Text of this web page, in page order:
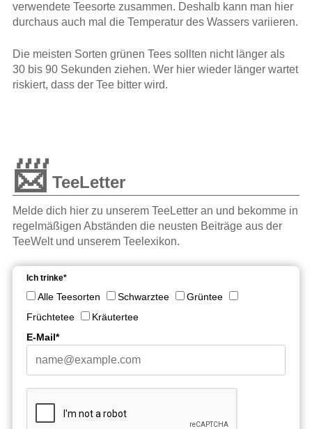
verwendete Teesorte zusammen. Deshalb kann man hier
durchaus auch mal die Temperatur des Wassers variieren.
Die meisten Sorten grünen Tees sollten nicht länger als
30 bis 90 Sekunden ziehen. Wer hier wieder länger wartet
riskiert, dass der Tee bitter wird.
📨 TeeLetter
Melde dich hier zu unserem TeeLetter an und bekomme in
regelmäßigen Abständen die neusten Beiträge aus der
TeeWelt und unserem Teelexikon.
Ich trinke*
Alle Teesorten Schwarztee
Grüntee
Früchtetee
Kräutertee
E-Mail*